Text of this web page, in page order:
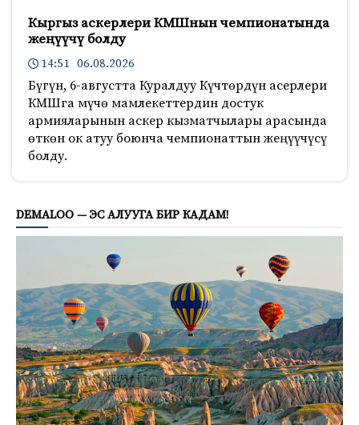
Кыргыз аскерлери КМШнын чемпионатында
жеңүүчү болду
14:51 06.08.2026
Бүгүн, 6-августта Куралдуу Күчтөрдүн асерлери
КМШга мүчө мамлекеттердин достук
армияларынын аскер кызматчылары арасында
өткөн ок атуу боюнча чемпионаттын жеңүүчүсү
болду.
DEMALOO — ЭС АЛУУГА БИР КАДАМ!